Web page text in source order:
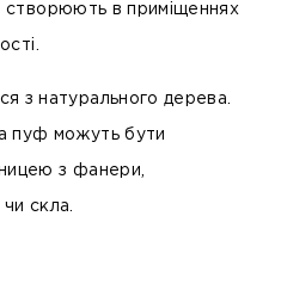
створюють в приміщеннях
з натурального дерева.
пуф можуть бути
з фанери,
скла.